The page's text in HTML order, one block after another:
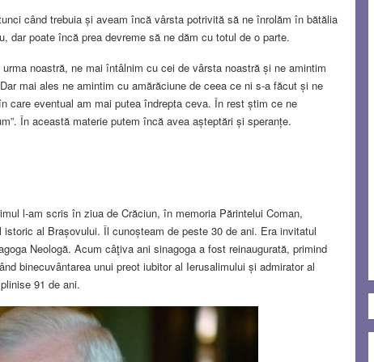
când trebuia și aveam încă vârsta potrivită să ne înrolăm în bătălia
dar poate încă prea devreme să ne dăm cu totul de o parte.
noastră, ne mai întâlnim cu cei de vârsta noastră și ne amintim
mai ales ne amintim cu amărăciune de ceea ce ni s-a făcut și ne
care eventual am mai putea îndrepta ceva. În rest știm ce ne
În această materie putem încă avea așteptări și speranțe.
l-am scris în ziua de Crăciun, în memoria Părintelui Coman,
al Brașovului. Îl cunoșteam de peste 30 de ani. Era invitatul
Neologă. Acum câţiva ani sinagoga a fost reinaugurată, primind
binecuvântarea unui preot iubitor al Ierusalimului și admirator al
91 de ani.